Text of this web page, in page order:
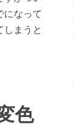
になって
しまうと
色